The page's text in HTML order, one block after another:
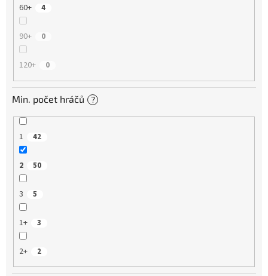
60+ 4
90+ 0
120+ 0
Min. počet hráčů ?
1 42
2 50
3 5
1+ 3
2+ 2